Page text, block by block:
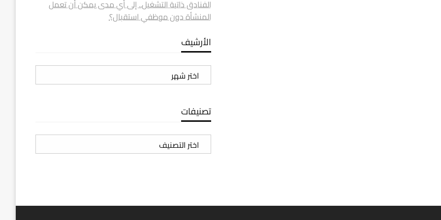
الفنادق ذاتية التشغيل.. إلى أي مدى يمكن أن تعمل
المنشأة دون موظفي استقبال؟
الأرشيف
الأرشيف
تصنيفات
تصنيفات